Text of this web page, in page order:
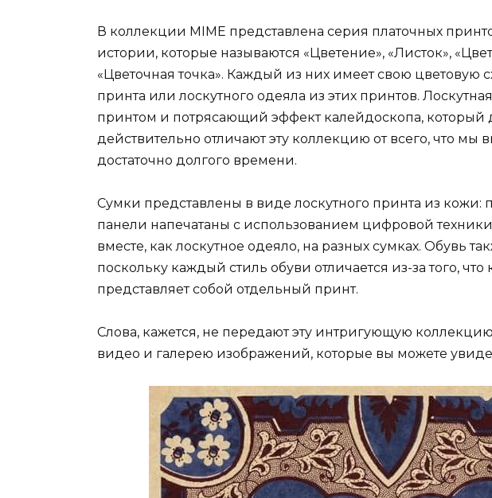
В коллекции MIME представлена ​​серия платочных
истории, которые называются «Цветение», «Листок»,
«Цветочная точка». Каждый из них имеет свою цветовую
принта или лоскутного одеяла из этих принтов.
принтом и потрясающий эффект калейдоскопа, который
действительно отличают эту коллекцию от всего, что мы
достаточно долгого времени.
Сумки представлены в виде лоскутного принта из кожи:
панели напечатаны с использованием цифровой
вместе, как лоскутное одеяло, на разных сумках. Обувь
поскольку каждый стиль обуви отличается из-за того,
представляет собой отдельный принт.
Слова, кажется, не передают эту интригующую
видео и галерею изображений, которые вы можете